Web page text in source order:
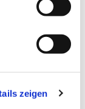
zeigen